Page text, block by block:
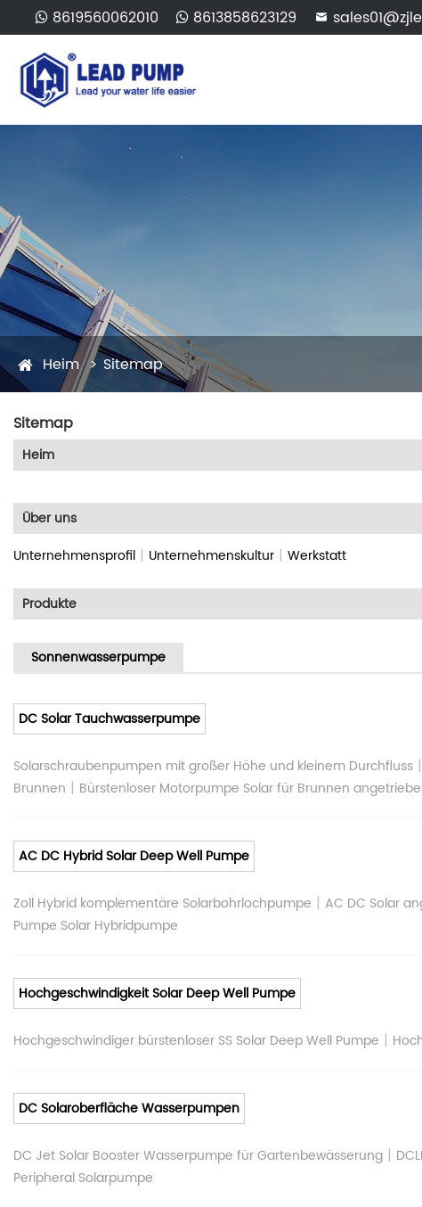
8619560062010 8613858623129 
Heim Sitemap
Sitemap
Heim
Über uns
Unternehmensprofil | Unternehmenskultur | Werkstatt
Produkte
Sonnenwasserpumpe
DC Solar Tauchwasserpumpe
Solarschraubenpumpen mit großer Höhe und kleinem Durchfluss |
Brunnen | Bürstenloser Motorpumpe Solar für Brunnen
AC DC Hybrid Solar Deep Well Pumpe
Zoll Hybrid komplementäre Solarbohrlochpumpe | AC DC Solar
Pumpe Solar Hybridpumpe
Hochgeschwindigkeit Solar Deep Well Pumpe
Hochgeschwindiger bürstenloser SS Solar Deep Well Pumpe |
DC Solaroberfläche Wasserpumpen
DC Jet Solar Booster Wasserpumpe für Gartenbewässerung |
Peripheral Solarpumpe